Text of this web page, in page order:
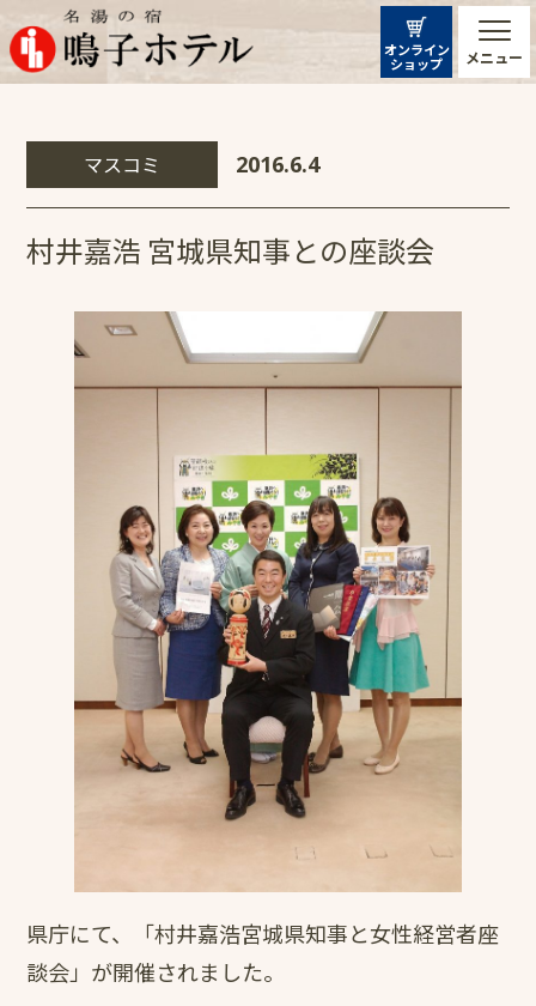
メニュー
オンライン
ショップ
マスコミ 2016.6.4
村井嘉浩 宮城県知事との座談会
県庁にて、「村井嘉浩宮城県知事と女性経営者座
談会」が開催されました。